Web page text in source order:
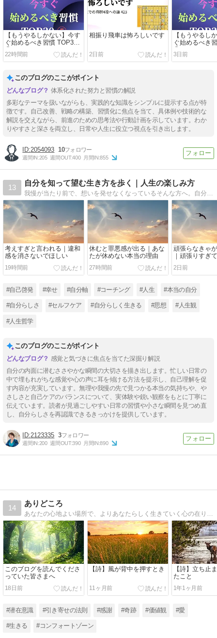
【もうやるしかない】今す
ぐ始めるべき習慣 TOP30
22時間前
相振り飛車は怖ろしいです
2日前
【もうやるし
ぐ始めるべき
3日前
このブログのここがポイント
体系化された努力と習慣の解説
多彩なテーマを扱いながらも、実践的な知識をシンプルに提示する点が特
徴です。自己改善、戦略の構築、習慣化に焦点を当て、具体例や技術的な
解説を交えながら、前進のための思考法や行動計画を示しています。わか
りやすさと深さを両立し、日常や人生に役立つ視点を引き出します。
2054093 10
週間IN:205 週間OUT:400 月間IN:855
13
自分を知って望む生き方を歩く｜人生の楽しみ方
我慢が当たり前で、想いを発せなくなっているそんな方へ。自分を大切に、人生を楽しむきっかけを毎日綴っています。佐藤麗美｜Happiness method
考えすぎと言われる｜違和
感を消さないでほしい
19時間前
休むと罪悪感が出る｜あな
たが休めない本当の理由
27時間前
頑張らなきゃ
｜頑張りすぎ
2日前
#自己啓発 #幸せ #自分軸 #コーチング #人生 #本当の自分
#自分らしさ #セルフケア #自分らしく生きる #思想 #人生観
#人生哲学
このブログのここがポイント
感覚と気づきに焦点を当てた深掘り解説
自分の内面に潜むささやかな瞬間の大切さを描き出します。忙しい日常の
中で埋もれがちな感覚や心の声に耳を傾ける方法を提示し、自己理解を促
す内容が充実しています。無理や我慢の先で見つかる本当の気持ちや、や
さしさと自己ケアのバランスについて、実体験や鋭い観察をもとに丁寧に
伝えています。読者が見過ごしやすい日常の習慣や小さな瞬間を見つめ直
し、自分らしさを再認識できるきっかけを提供しています。
2123335 3
週間IN:200 週間OUT:390 月間IN:890
14
ありどころ
あなたの心地よい場所で、よりあなたらしく生きていく心の在り方をご紹介しています。
このブログを読んでくださ
っていた皆さまへ
18日前
【詩】風が背中を押すとき
11ヶ月前
【詩】立ち止
たこと
1年1ヶ月前
#潜在意識 #引き寄せの法則 #感謝 #奇跡 #価値観 #愛
#生きる #コンフォートゾーン